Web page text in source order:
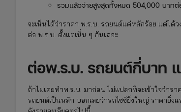
รวมแล้วจ่ายสูงสุดทั้งหมด 504,000 บาทต่
จะเห็นได้ว่าราคา พ.ร.บ. รถยนต์แค่หลักร้อย แต่ได้
ต่อ พ.ร.บ. ตั้งแต่เนิ่น ๆ กันเถอะ
ต่อพ.ร.บ. รถยนต์กี่บาท แ
ถ้าไม่เคยทำพ.ร.บ. มาก่อน ไม่แปลกที่จะเข้าใจว่า
รถยนต์เป็นหลัก บอกเลยว่ารถไซซ์ยิ่งใหญ่ ราคายิ่ง